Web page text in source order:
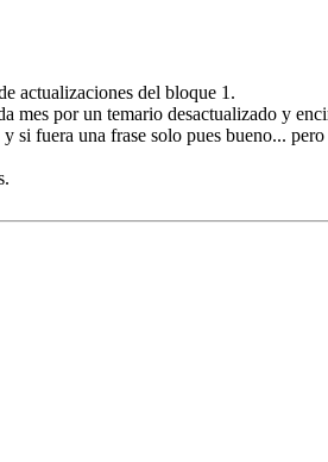
actualizaciones del bloque 1.
por un temario desactualizado y
si fuera una frase solo pues bueno...